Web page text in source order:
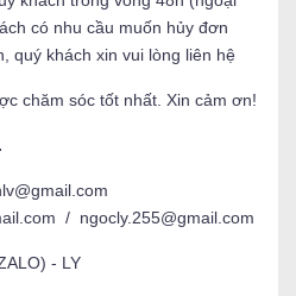
có nhu cầu muốn hủy đơn
quý khách xin vui lòng liên hệ
chăm sóc tốt nhất. Xin cảm ơn!
/ ngocly.255@gmail.com
- LY